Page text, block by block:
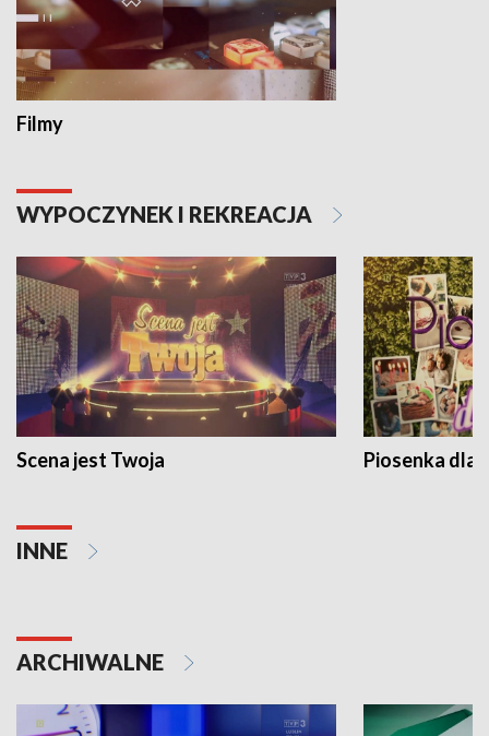
Filmy
WYPOCZYNEK I REKREACJA
Scena jest Twoja Piosenka dla
INNE
ARCHIWALNE